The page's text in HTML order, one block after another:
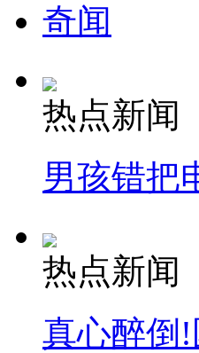
司机酒驾遇交警 急速倒车
奇闻
热点新闻
男孩错把
热点新闻
真心醉倒